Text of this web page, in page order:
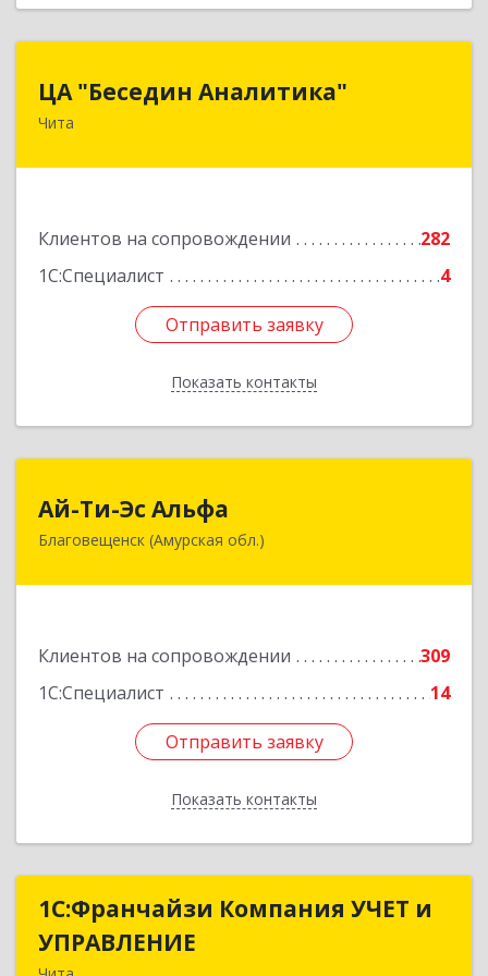
ЦА "Беседин Аналитика"
Чита
Клиентов на сопровождении
282
1С:Специалист
4
Отправить заявку
Показать контакты
Отправить заявку
Назад
Ай-Ти-Эс Альфа
Благовещенск (Амурская обл.)
Клиентов на сопровождении
309
1С:Специалист
14
Отправить заявку
Показать контакты
675000, Амурская обл, Благовещенск г, Зейская
Отправить заявку
Назад
1С:Франчайзи Компания УЧЕТ и
УПРАВЛЕНИЕ
1С:Франчайзи Компания УЧЕТ и